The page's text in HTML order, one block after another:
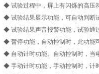
◆ 试验过程中，屏上有闪烁的高压
◆ 试验结果显示功能，可自动判断
◆ 试验结果声音报警功能，试验通
◆ 暂停功能，自动控制时，此功能
◆ 自动计时功能。自动控制时，当
◆ 手动计时功能，手动控制时，计